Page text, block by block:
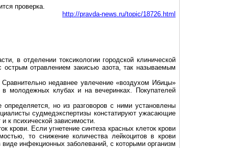
проверка.
http://pravda-news.ru/topic/18726.html
в отделении токсикологии городской клинической
отравлением закисью азота, так называемым
недавнее увлечение «воздухом Ибицы»
в молодежных клубах и на вечеринках. Покупателей
но из разговоров с ними установлены
судмедэкспертизы констатируют ужасающие
к психической зависимости.
крови. Если угнетение синтеза красных клеток крови
то снижение количества лейкоцитов в крови
инфекционных заболеваний, с которыми организм